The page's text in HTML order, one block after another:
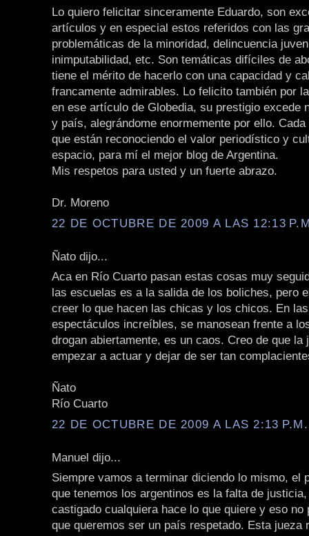
Lo quiero felicitar sinceramente Eduardo, son
artículos y en especial estos referidos con las
problemáticas de la minoridad, delincuencia
inimputabilidad, etc. Son temáticas difíciles de
tiene el mérito de hacerlo con una capacidad y
francamente admirables. Lo felicito también por
en ese artículo de Globedia, su prestigio excede
y país, alegrándome enormemente por ello.
que están reconociendo el valor periodístico y
espacio, para mí el mejor blog de Argentina.
Mis respetos para usted y un fuerte abrazo.
Dr. Moreno
22 DE OCTUBRE DE 2009 A LAS 12:13
Ñato dijo...
Aca en Río Cuarto pasan estas cosas muy
las escuelas es a la salida de los boliches, pero
creer lo que hacen las chicas y los chicos. En
espectáculos increíbles, se manosean frente a
drogan abiertamente, es un caos. Creo de que la
empezar a actuar y dejar de ser tan
Ñato
Río Cuarto
22 DE OCTUBRE DE 2009 A LAS 2:13 P.M.
Manuel dijo...
Siempre vamos a terminar diciendo lo mismo, el
que tenemos los argentinos es la falta de
castigado cualquiera hace lo que quiere y eso no
que queremos ser un país respetado. Esta jueza